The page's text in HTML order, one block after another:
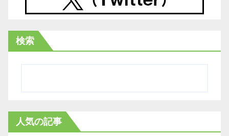
検索
人気の記事